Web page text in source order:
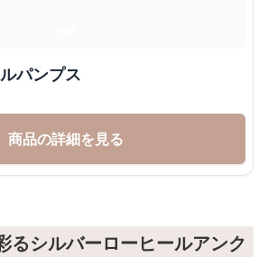
パンプス
商品の詳細を見る
るシルバーローヒールアンク